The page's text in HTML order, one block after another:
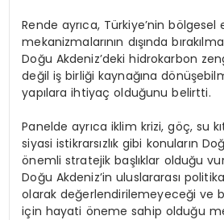
Rende ayrıca, Türkiye’nin bölgesel
mekanizmalarının dışında
Doğu Akdeniz’deki hidrokarbon
değil iş birliği kaynağına
yapılara ihtiyaç olduğunu belirtti.
Panelde ayrıca iklim krizi, göç, su
siyasi istikrarsızlık gibi konuların
önemli stratejik başlıklar olduğu
Doğu Akdeniz’in uluslararası
olarak değerlendirilemeyeceği ve
için hayati öneme sahip olduğu